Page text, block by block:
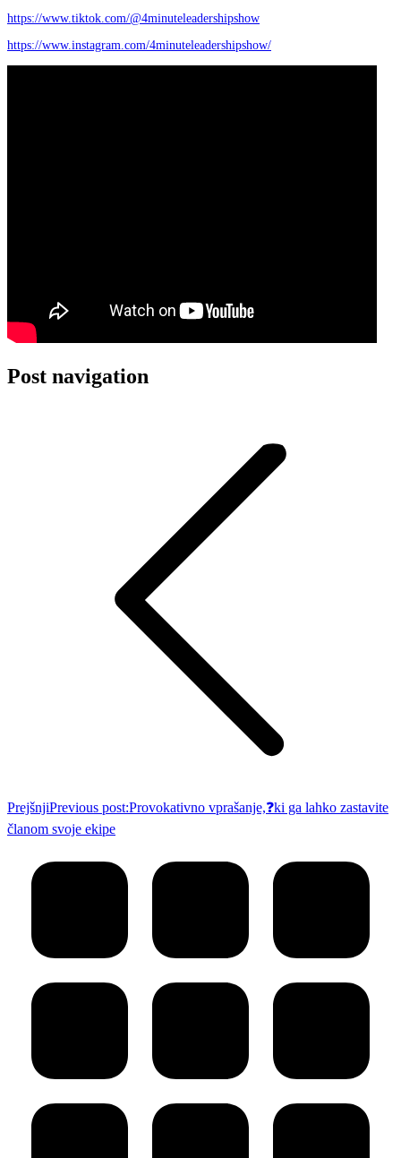
https://www.tiktok.com/@4minuteleadershipshow
https://www.instagram.com/4minuteleadershipshow/
Post navigation
PrejšnjiPrevious post:Provokativno vprašanje,❓ki ga lahko zastavite
članom svoje ekipe